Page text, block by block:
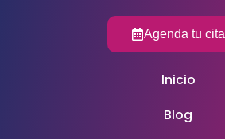
Inicio
Blog
Agenda tu cita